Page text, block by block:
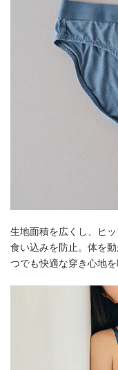
生地面積を広くし、ヒ
食い込みを防止。体を
つでも快適な穿き心地を